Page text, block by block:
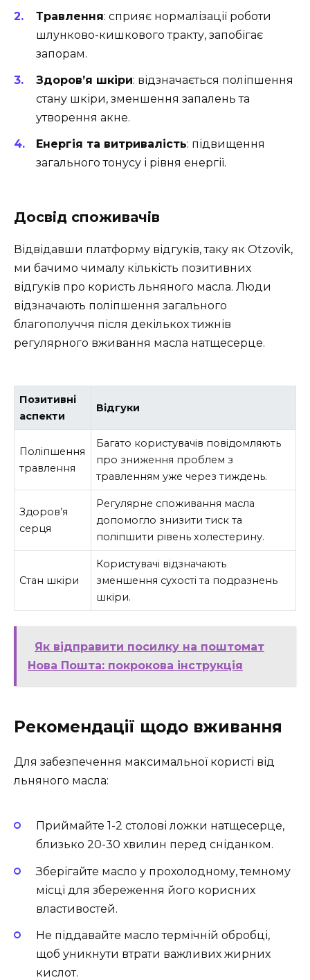
Травлення: сприяє нормалізації роботи
шлунково-кишкового тракту, запобігає
запорам.
Здоров’я шкіри: відзначається поліпшення
стану шкіри, зменшення запалень та
утворення акне.
Енергія та витривалість: підвищення
загального тонусу і рівня енергії.
Досвід споживачів
Відвідавши платформу відгуків, таку як Otzovik,
ми бачимо чималу кількість позитивних
відгуків про користь льняного масла. Люди
відзначають поліпшення загального
благополуччя після декількох тижнів
регулярного вживання масла натщесерце.
Позитивні
аспекти
Відгуки
Поліпшення
травлення
Багато користувачів повідомляють
про зниження проблем з
травленням уже через тиждень.
Здоров’я
серця
Регулярне споживання масла
допомогло знизити тиск та
поліпшити рівень холестерину.
Стан шкіри
Користувачі відзначають
зменшення сухості та подразнень
шкіри.
Як відправити посилку на поштомат
Нова Пошта: покрокова інструкція
Рекомендації щодо вживання
Для забезпечення максимальної користі від
льняного масла:
Приймайте 1-2 столові ложки натщесерце,
близько 20-30 хвилин перед сніданком.
Зберігайте масло у прохолодному, темному
місці для збереження його корисних
властивостей.
Не піддавайте масло термічній обробці,
щоб уникнути втрати важливих жирних
кислот.